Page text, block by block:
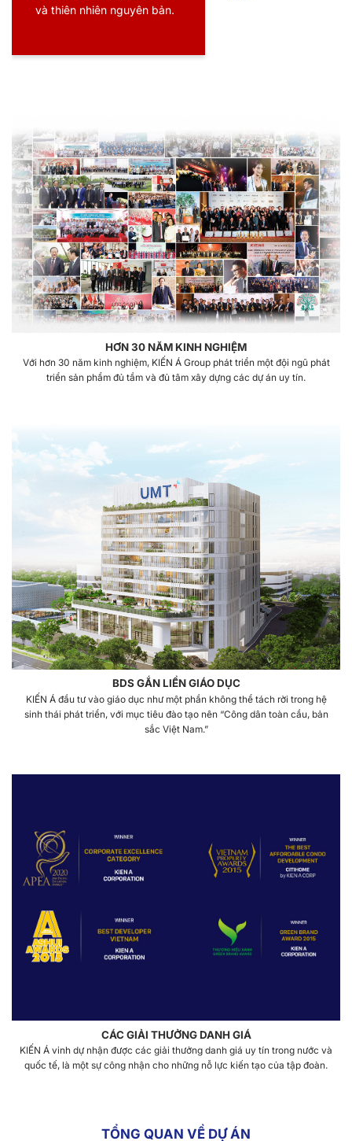
và thiên nhiên nguyên bản.
HƠN 30 NĂM KINH NGHIỆM
Với hơn 30 năm kinh nghiệm, KIẾN Á Group phát triển một đội ngũ phát
triển sản phẩm đủ tầm và đủ tâm xây dựng các dự án uy tín.
BDS GẮN LIỀN GIÁO DỤC
KIẾN Á đầu tư vào giáo dục như một phần không thể tách rời trong hệ
sinh thái phát triển, với mục tiêu đào tạo nên “Công dân toàn cầu, bản
sắc Việt Nam.”
CÁC GIẢI THƯỞNG DANH GIÁ
KIẾN Á vinh dự nhận được các giải thưởng danh giá uy tín trong nước và
quốc tế, là một sự công nhận cho những nỗ lực kiến tạo của tập đoàn.
TỔNG QUAN VỀ DỰ ÁN